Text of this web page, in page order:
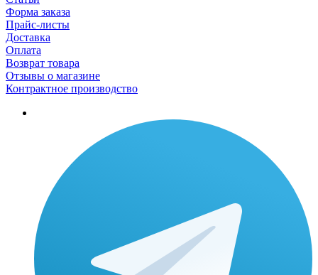
Форма заказа
Прайс-листы
Доставка
Оплата
Возврат товара
Отзывы о магазине
Контрактное производство